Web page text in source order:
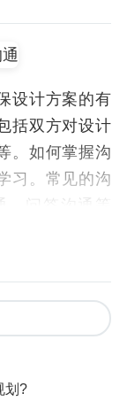
设计方案的有
括双方对设计
。如何掌握沟
习。常见的沟
等，沟通技巧
，从而确保设
施非常重要。
修公司的预算
划?